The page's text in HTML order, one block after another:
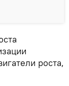
роста,